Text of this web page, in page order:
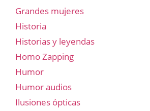
Grandes mujeres
Historia
Historias y leyendas
Homo Zapping
Humor
Humor audios
Ilusiones ópticas